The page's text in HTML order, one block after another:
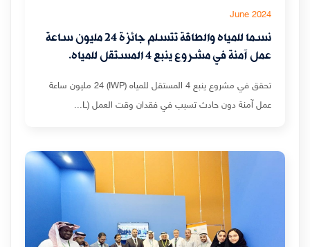
June 2024
نسما للمياه والطاقة تتسلم جائزة 24 مليون ساعة
عمل آمنة في مشروع ينبع 4 المستقل للمياه.
تحقق في مشروع ينبع 4 المستقل للمياه (IWP) 24 مليون ساعة
عمل آمنة دون حادث تسبب في فقدان وقت العمل (L...